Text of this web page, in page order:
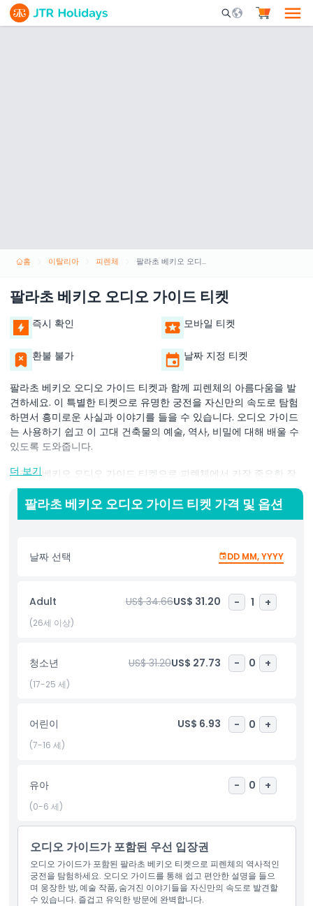
Mobile Search
홈 이탈리아 피렌체 팔라초 베키오 오디오 가이드 티켓
팔라초 베키오 오디오 가이드 티켓
즉시 확인 모바일 티켓
환불 불가 날짜 지정 티켓
팔라초 베키오 오디오 가이드 티켓과 함께 피렌체의 아름다움을 발
견하세요. 이 특별한 티켓으로 유명한 궁전을 자신만의 속도로 탐험
하면서 흥미로운 사실과 이야기를 들을 수 있습니다. 오디오 가이드
는 사용하기 쉽고 이 고대 건축물의 예술, 역사, 비밀에 대해 배울 수
있도록 도와줍니다.
팔라초 베키오 오디오 가이드 티켓으로 피렌체에서 가장 중요한 장
소 중 하나에 완전한 접근 권한을 가질 수 있습니다. 웅장한 방들, 아
름다운 그림들, 그리고 역사적인 장식들을 볼 수 있습니다. 오디오 가
이드는 모든 연령대 방문객에게 적합하도록 쉽게 설명합니다.
나 가이드 투어를 따라야 하는 걱정이 없습니다. 자유롭게 걸으며 원
렌체 도시의 역사를 이해하는 데 도움을 줍니다.
오디오 가이드가 포함된 팔라초 베키오 티켓으로 500인 홀과 한때
강력하고 아름다운 장소를 탐험하면서 시간 속으로 걸어 들어가는
단하며 시간을 절약해줍니다. 긴 줄을 건너뛰고 바로 내부로 들어가
투어를 시작할 수 있습니다. 피렌체의 주요 명소 중 하나를 스트레스
없이 유익하게 즐길 수 있는 최선의 방법입니다.
하이라이트
포함 사항
아동 성인 정책
더 보기
팔라초 베키오 오디오 가이드 티켓 가격 및 옵션
날짜 선택 DD MM, YYYY
Adult US$ 34.66US$ 31.20 - 1 +
(26세 이상)
청소년 US$ 31.20US$ 27.73 - 0 +
(17-25 세)
어린이 US$ 6.93 - 0 +
(7-16 세)
유아 - 0 +
(0-6 세)
오디오 가이드가 포함된 우선 입장권
오디오 가이드가 포함된 팔라초 베키오 티켓으로 피렌체의 역사적인
궁전을 탐험하세요. 오디오 가이드를 통해 쉽고 편안한 설명을 들으
며 웅장한 방, 예술 작품, 숨겨진 이야기들을 자신만의 속도로 발견할
수 있습니다. 즐겁고 유익한 방문에 완벽합니다.